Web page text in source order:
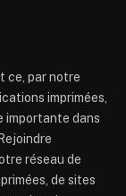
ce, par notre
imprimées,
importante dans
réseau de
de sites